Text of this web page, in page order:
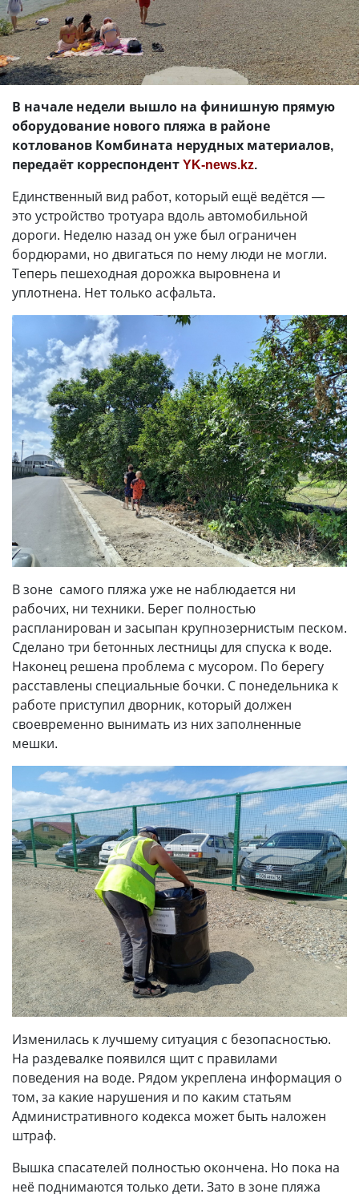
В начале недели вышло на финишную прямую
оборудование нового пляжа в районе
котлованов Комбината нерудных материалов,
передаёт корреспондентYK-news.kz.
Единственный вид работ, который ещё ведётся —
это устройство тротуара вдоль автомобильной
дороги. Неделю назад он уже был ограничен
бордюрами, но двигаться по нему люди не могли.
Теперь пешеходная дорожка выровнена и
уплотнена. Нет только асфальта.
В зоне самого пляжа уже не наблюдается ни
рабочих, ни техники. Берег полностью
распланирован и засыпан крупнозернистым песком.
Сделано три бетонных лестницы для спуска к воде.
Наконец решена проблема с мусором. По берегу
расставлены специальные бочки. С понедельника к
работе приступил дворник, который должен
своевременно вынимать из них заполненные
мешки.
Изменилась к лучшему ситуация с безопасностью.
На раздевалке появился щит с правилами
поведения на воде. Рядом укреплена информация о
том, за какие нарушения и по каким статьям
Административного кодекса может быть наложен
штраф.
Вышка спасателей полностью окончена. Но пока на
неё поднимаются только дети. Зато в зоне пляжа